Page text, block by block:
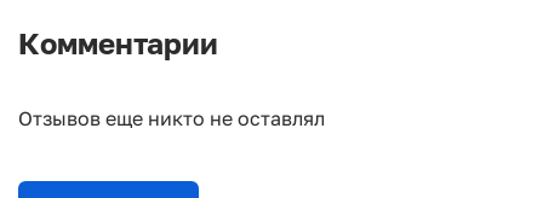
Комментарии
Отзывов еще никто не оставлял